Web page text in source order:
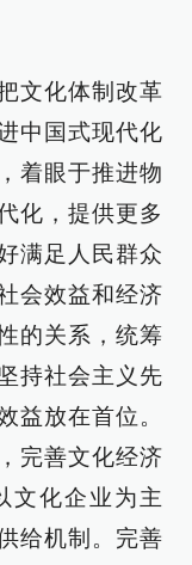
文化体制改革
中国式现代化
着眼于推进物
化，提供更多
满足人民群众
会效益和经济
的关系，统筹
持社会主义先
益放在首位。
完善文化经济
文化企业为主
给机制。完善